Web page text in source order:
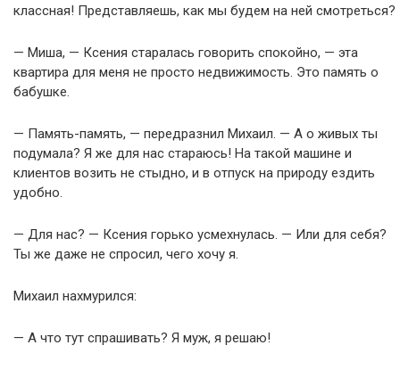
классная! Представляешь, как мы будем на ней смотреться?
— Миша, — Ксения старалась говорить спокойно, — эта
квартира для меня не просто недвижимость. Это память о
бабушке.
— Память-память, — передразнил Михаил. — А о живых ты
подумала? Я же для нас стараюсь! На такой машине и
клиентов возить не стыдно, и в отпуск на природу ездить
удобно.
— Для нас? — Ксения горько усмехнулась. — Или для себя?
Ты же даже не спросил, чего хочу я.
Михаил нахмурился:
— А что тут спрашивать? Я муж, я решаю!